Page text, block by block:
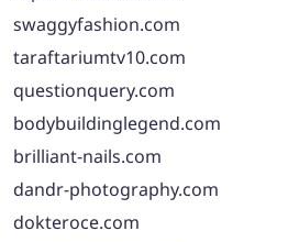
swaggyfashion.com
taraftariumtv10.com
questionquery.com
bodybuildinglegend.com
brilliant-nails.com
dandr-photography.com
dokteroce.com